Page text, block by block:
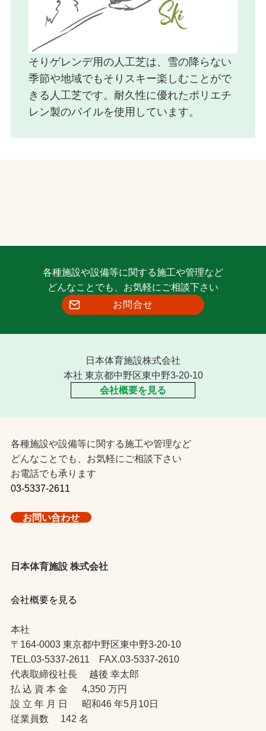
そりゲレンデ用の人工芝は、雪の降らない
季節や地域でもそりスキー楽しむことがで
きる人工芝です。耐久性に優れたポリエチ
レン製のパイルを使用しています。
各種施設や設備等に関する施工や管理など
どんなことでも、お気軽にご相談下さい
お問合せ
日本体育施設株式会社
本社 東京都中野区東中野3-20-10
会社概要を見る
各種施設や設備等に関する施工や管理など
どんなことでも、お気軽にご相談下さい
お電話でも承ります
03-5337-2611
お問い合わせ
日本体育施設 株式会社
会社概要を見る
本社
〒164-0003 東京都中野区東中野3-20-10
TEL.03-5337-2611 FAX.03-5337-2610
代表取締役社長 越後 幸太郎
払 込 資 本 金 4,350 万円
設 立 年 月 日 昭和46 年5月10日
従業員数 142 名